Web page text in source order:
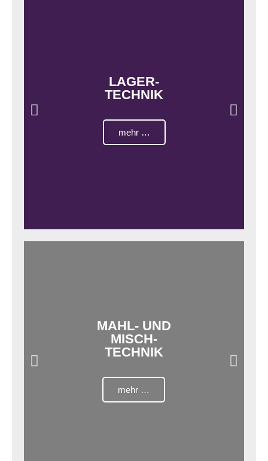
LAGER-
TECHNIK
mehr …
MAHL- UND
MISCH-
TECHNIK
mehr …